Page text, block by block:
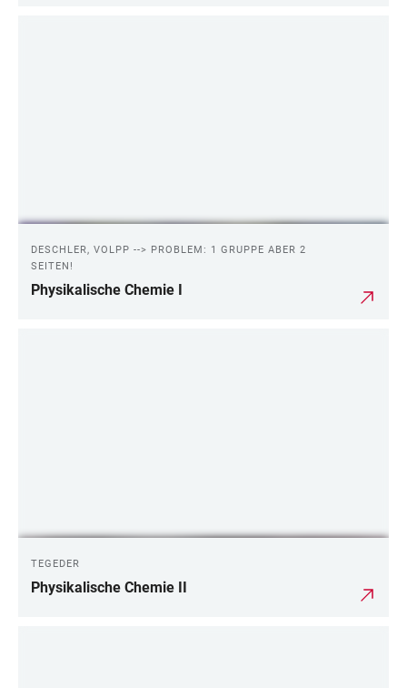
DESCHLER, VOLPP --> PROBLEM: 1 GRUPPE ABER 2
SEITEN!
Physikalische Chemie I
TEGEDER
Physikalische Chemie II